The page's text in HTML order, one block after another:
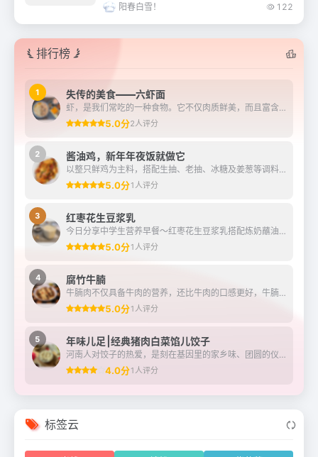
饭，我们家喜欢三十的中午炖一锅菜，有肉
有素，咕嘟咕嘟一大锅，配上大米馒头真叫
一个香……...
阳春白雪！ 122
排行榜
1 失传的美食——六虾面
虾，是我们常吃的一种食物。它不仅肉质鲜美，而且富含多种营养物质，对人体健康十分有益。正因为这样，诞生了许多虾类的美食。在《苏州往事》中记载了一道美味但又制作过程复...
5.0分2人评分
2 酱油鸡，新年年夜饭就做它
以整只鲜鸡为主料，搭配生抽、老抽、冰糖及姜葱等调料制成。
5.0分1人评分
3 红枣花生豆浆乳
今日分享中学生营养早餐～红枣花生豆浆乳搭配炼奶蘸油条，有雀巢鹰唛炼奶加持，早餐的浓香与酥脆瞬间升华！
5.0分1人评分
4 腐竹牛腩
牛腩肉不仅具备牛肉的营养，还比牛肉的口感更好，牛腩的筋膜多，炖煮之后更容易吸收汤汁的香味，跟腐竹组合相得益彰，互相补充，腐竹中也可以充分吸饱牛腩的汤汁，多吃不仅能...
5.0分1人评分
5 年味儿足⎮经典猪肉白菜馅儿饺子
河南人对饺子的热爱，是刻在基因里的家乡味、团圆的仪式感……平常宴客节气，民俗节日都会包饺子（不只是吃饺子，但是必不可少）大年三十“守岁”吃，初一早晨吃，取“更岁交...
4.0分1人评分
标签云